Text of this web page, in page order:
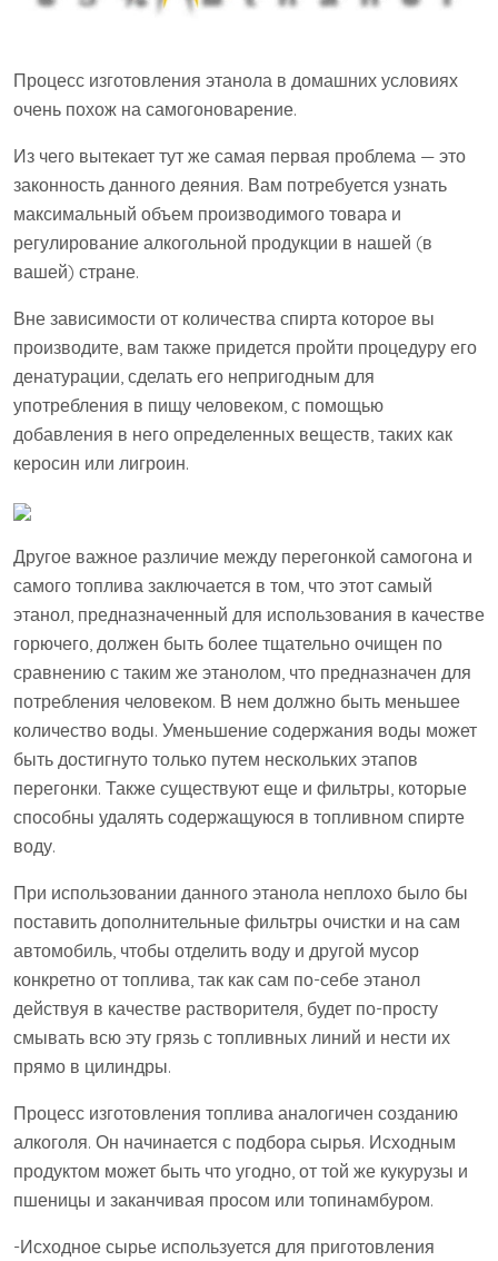
Процесс изготовления этанола в домашних условиях
очень похож на самогоноварение.
Из чего вытекает тут же самая первая проблема — это
законность данного деяния. Вам потребуется узнать
максимальный объем производимого товара и
регулирование алкогольной продукции в нашей (в
вашей) стране.
Вне зависимости от количества спирта которое вы
производите, вам также придется пройти процедуру его
денатурации, сделать его непригодным для
употребления в пищу человеком, с помощью
добавления в него определенных веществ, таких как
керосин или лигроин.
Другое важное различие между перегонкой самогона и
самого топлива заключается в том, что этот самый
этанол, предназначенный для использования в качестве
горючего, должен быть более тщательно очищен по
сравнению с таким же этанолом, что предназначен для
потребления человеком. В нем должно быть меньшее
количество воды. Уменьшение содержания воды может
быть достигнуто только путем нескольких этапов
перегонки. Также существуют еще и фильтры, которые
способны удалять содержащуюся в топливном спирте
воду.
При использовании данного этанола неплохо было бы
поставить дополнительные фильтры очистки и на сам
автомобиль, чтобы отделить воду и другой мусор
конкретно от топлива, так как сам по-себе этанол
действуя в качестве растворителя, будет по-просту
смывать всю эту грязь с топливных линий и нести их
прямо в цилиндры.
Процесс изготовления топлива аналогичен созданию
алкоголя. Он начинается с подбора сырья. Исходным
продуктом может быть что угодно, от той же кукурузы и
пшеницы и заканчивая просом или топинамбуром.
-Исходное сырье используется для приготовления